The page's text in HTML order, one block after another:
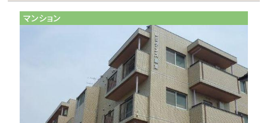
マンション